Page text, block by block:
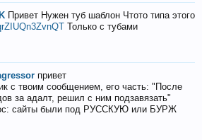
Привет Нужен туб шаблон Чтото типа этого
Только с тубами
привет
с твоим сообщением, его часть: "После
за адалт, решил с ним подзавязать"
сайты были под РУССКУЮ или БУРЖ